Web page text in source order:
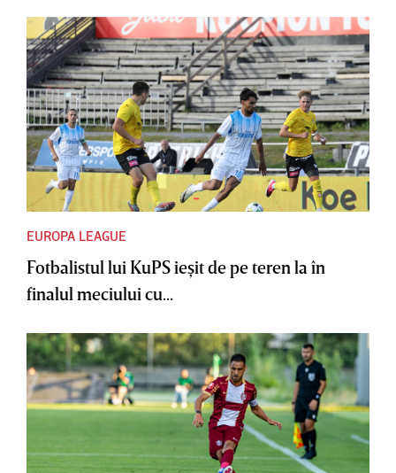
EUROPA LEAGUE
Fotbalistul lui KuPS ieşit de pe teren la în
finalul meciului cu...